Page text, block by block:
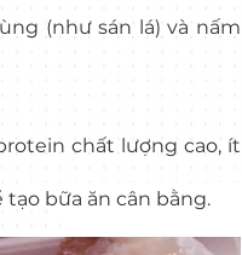
(như sán lá) và nấm
chất lượng cao, ít
bữa ăn cân bằng.